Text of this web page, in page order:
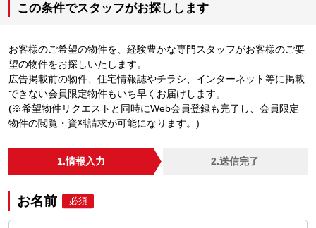
この条件でスタッフがお探しします
お客様のご希望の物件を、経験豊かな専門スタッフがお客様のご要
望の物件をお探しいたします。
広告掲載前の物件、住宅情報誌やチラシ、インターネット等に掲載
できない会員限定物件もいち早くお届けします。
(※希望物件リクエストと同時にWeb会員登録も完了し、会員限定
物件の閲覧・資料請求が可能になります。)
1.情報入力 2.送信完了
お名前 必須